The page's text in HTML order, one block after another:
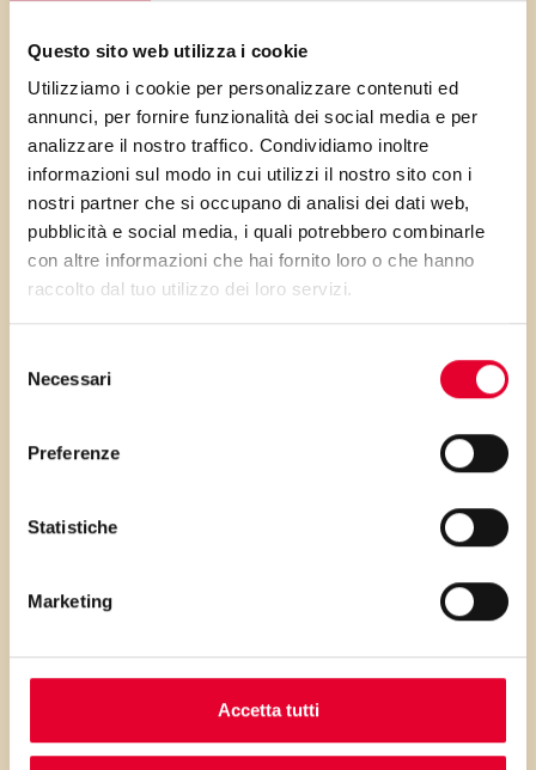
Questo sito web utilizza i cookie
Utilizziamo i cookie per personalizzare contenuti ed
annunci, per fornire funzionalità dei social media e per
analizzare il nostro traffico. Condividiamo inoltre
informazioni sul modo in cui utilizzi il nostro sito con i
nostri partner che si occupano di analisi dei dati web,
pubblicità e social media, i quali potrebbero combinarle
con altre informazioni che hai fornito loro o che hanno
raccolto dal tuo utilizzo dei loro servizi.
delNecessari
Preferenze
Statistiche
Marketing
Accetta tutti
forno permette di riscoprire il
piacere delle crocchette nel
rispetto di un sana
alimentazione, in definitiva una
leggera e gustosa alternativa
alla frittura!
PRIMA GLI
INGREDIENTI
...poi clicca sui numeri a lato per scorrere
i passaggi della ricetta.